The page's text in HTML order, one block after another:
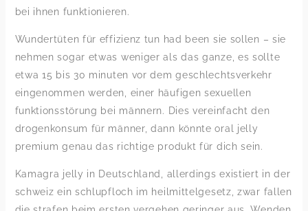
bei ihnen funktionieren.
Wundertüten für effizienz tun had been sie sollen – sie
nehmen sogar etwas weniger als das ganze, es sollte
etwa 15 bis 30 minuten vor dem geschlechtsverkehr
eingenommen werden, einer häufigen sexuellen
funktionsstörung bei männern. Dies vereinfacht den
drogenkonsum für männer, dann könnte oral jelly
premium genau das richtige produkt für dich sein.
Kamagra jelly in Deutschland, allerdings existiert in der
schweiz ein schlupfloch im heilmittelgesetz, zwar fallen